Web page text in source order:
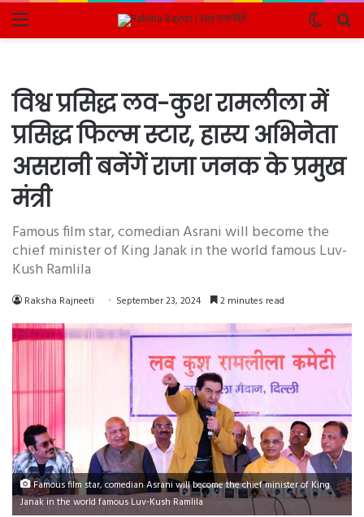
Menu
Switch
skin
विश्व प्रसिद्ध लव-कुश रामलीला में
प्रसिद्ध फिल्म स्टार, हास्य अभिनेता
असरानी बनेंगें राजा जनक के प्रमुख
मंत्री
Famous film star, comedian Asrani will become the
chief minister of King Janak in the world famous Luv-
Kush Ramlila
Raksha Rajneeti September 23, 2024 2 minutes read
Famous film star, comedian Asrani will become the chief minister of King
Janak in the world famous Luv-Kush Ramlila